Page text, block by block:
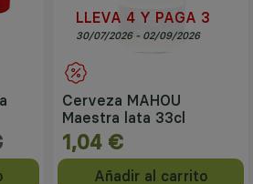
LLEVA 4 Y PAGA 3
30/07/2026 - 02/09/2026
Cerveza MAHOU
Maestra lata 33cl
1,04 €
Añadir al carrito